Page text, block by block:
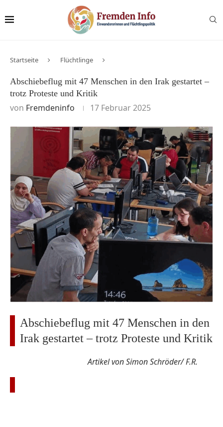
Startseite Flüchtlinge
Abschiebeflug mit 47 Menschen in den Irak gestartet –
trotz Proteste und Kritik
von Fremdeninfo 17 Februar 2025
Abschiebeflug mit 47 Menschen in den
Irak gestartet – trotz Proteste und Kritik
Artikel von Simon Schröder/ F.R.